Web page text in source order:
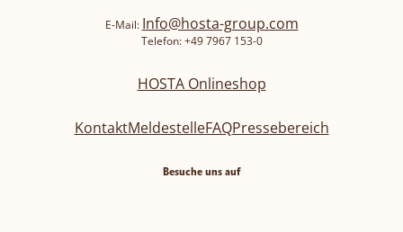
E-Mail: Info@hosta-group.com
Telefon: +49 7967 153-0
HOSTA Onlineshop
KontaktMeldestelleFAQPressebereich
Besuche uns auf